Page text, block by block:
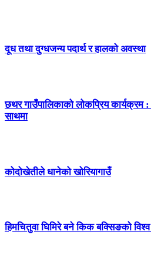
दूध तथा दुग्धजन्य पदार्थ र हालको अवस्था
छथर गाउँपालिकाको लोकप्रिय कार्यक्रम
साथमा
कोदोखेतीले धानेको खोरियागाउँ
हिमचितुवा घिमिरे बने किक बक्सिङको